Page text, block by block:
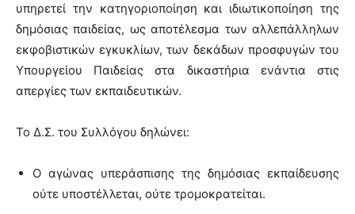
υπηρετεί την κατηγοριοποίηση και ιδιωτικοποίηση της
δημόσιας παιδείας, ως αποτέλεσμα των αλλεπάλληλων
εκφοβιστικών εγκυκλίων, των δεκάδων προσφυγών του
Υπουργείου Παιδείας στα δικαστήρια ενάντια στις
απεργίες των εκπαιδευτικών.
Το Δ.Σ. του Συλλόγου δηλώνει:
Ο αγώνας υπεράσπισης της δημόσιας εκπαίδευσης
ούτε υποστέλλεται, ούτε τρομοκρατείται.